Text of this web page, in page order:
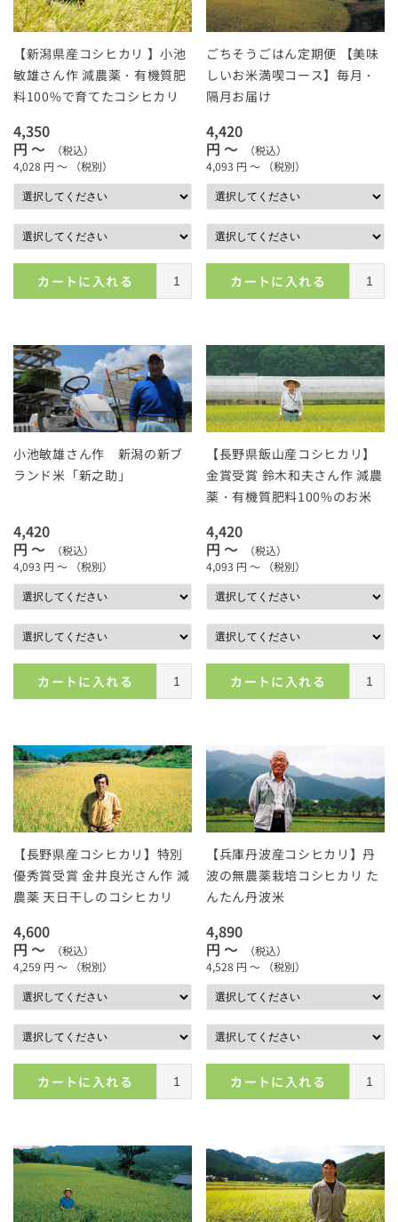
【新潟県産コシヒカリ 】小池
敏雄さん作 減農薬・有機質肥
料100%で育てたコシヒカリ
4,350
円 ～
（税込）
4,028 円 ～ （税別）
カートに入れる
ごちそうごはん定期便 【美味
しいお米満喫コース】毎月・
隔月お届け
4,420
円 ～
（税込）
4,093 円 ～ （税別）
カートに入れる
小池敏雄さん作 新潟の新ブ
ランド米「新之助」
4,420
円 ～
（税込）
4,093 円 ～ （税別）
カートに入れる
【長野県飯山産コシヒカリ】
金賞受賞 鈴木和夫さん作 減農
薬・有機質肥料100%のお米
4,420
円 ～
（税込）
4,093 円 ～ （税別）
カートに入れる
【長野県産コシヒカリ】特別
優秀賞受賞 金井良光さん作 減
農薬 天日干しのコシヒカリ
4,600
円 ～
（税込）
4,259 円 ～ （税別）
カートに入れる
【兵庫丹波産コシヒカリ】丹
波の無農薬栽培コシヒカリ た
んたん丹波米
4,890
円 ～
（税込）
4,528 円 ～ （税別）
カートに入れる